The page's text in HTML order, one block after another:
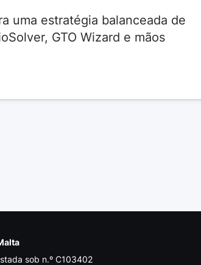
uma estratégia balanceada de
GTO Wizard e mãos
sob n.º C103402